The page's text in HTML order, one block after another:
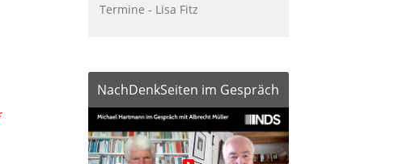
Termine - Lisa Fitz
NachDenkSeiten im Gespräch